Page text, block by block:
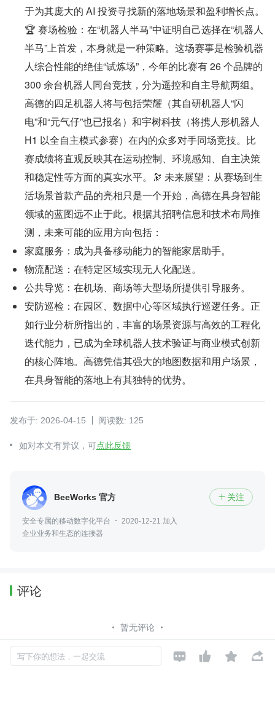
于为其庞大的 AI 投资寻找新的落地场景和盈利增长点。
🏆 赛场检验：在“机器人半马”中证明自己选择在“机器人
半马”上首发，本身就是一种策略。这场赛事是检验机器
人综合性能的绝佳“试炼场”，今年的比赛有 26 个品牌的
300 余台机器人同台竞技，分为遥控和自主导航两组。
高德的四足机器人将与包括荣耀（其自研机器人“闪
电”和“元气仔”也已报名）和宇树科技（将携人形机器人
H1 以全自主模式参赛）在内的众多对手同场竞技。比
赛成绩将直观反映其在运动控制、环境感知、自主决策
和稳定性等方面的真实水平。🔭 未来展望：从赛场到生
活场景首款产品的亮相只是一个开始，高德在具身智能
领域的蓝图远不止于此。根据其招聘信息和技术布局推
测，未来可能的应用方向包括：
家庭服务：成为具备移动能力的智能家居助手。
物流配送：在特定区域实现无人化配送。
公共导览：在机场、商场等大型场所提供引导服务。
安防巡检：在园区、数据中心等区域执行巡逻任务。正
如行业分析所指出的，丰富的场景资源与高效的工程化
迭代能力，已成为全球机器人技术验证与商业模式创新
的核心阵地。高德凭借其强大的地图数据和用户场景，
在具身智能的落地上有其独特的优势。
发布于: 2026-04-15 阅读数: 125
如对本文有异议，可点此反馈
BeeWorks 官方  关注
安全专属的移动数字化平台
2020-12-21 加入
企业业务和生态的连接器
评论
暂无评论
写下你的想法，一起交流    
Copyright © 2026, Geekbang Technology Ltd. All rights reserved. 极客邦控